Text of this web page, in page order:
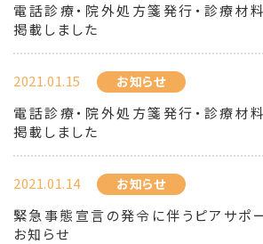
電話診療・院外処方箋発行・診療材
掲載しました
2021.01.15 お知らせ
電話診療・院外処方箋発行・診療材
掲載しました
2021.01.14 お知らせ
緊急事態宣言の発令に伴うピアサポ
お知らせ